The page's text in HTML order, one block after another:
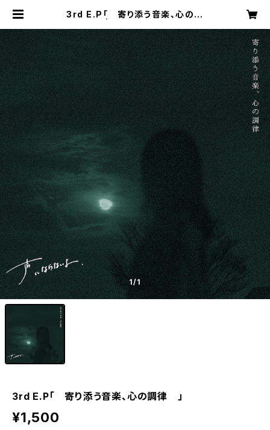
3rd E.P「 寄り添う音楽、心の調
1/1
3rd E.P「 寄り添う音楽、心の調律 」
¥1,500